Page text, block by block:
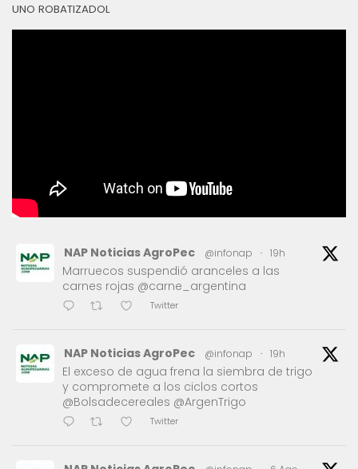
UNO ROBATIZADOL
NAP Noticias AgroPec @infonap · 19h
Marruecos suspendió aranceles a las
carnes rojas @carne_argentina
Twitter
NAP Noticias AgroPec @infonap · 19h
El exceso de agua frena la siembra de trigo
y compromete a los ciclos cortos
@Bolsadecereales @ArgenTrigo
Twitter